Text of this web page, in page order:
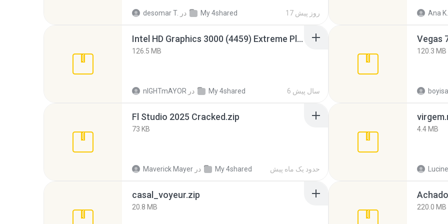
desomar T. در My 4shared 17 روز پیش Ana K.
Intel HD Graphics 3000 (4459) Extreme Plus 2.0.zip
126.5 MB
nIGHTmAYOR در My 4shared 6 سال پیش
Vegas
120.3 MB
Fl Studio 2025 Cracked.zip
73 KB
Maverick Mayer در My 4shared حدود یک ماه پیش
4.4 MB
casal_voyeur.zip
20.8 MB 220.0 MB